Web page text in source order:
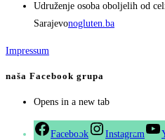
Udruženje osoba oboljelih od
Sarajevonogluten.ba
Impressum
naša Facebook grupa
Opens in a new tab
Facebook Instagram